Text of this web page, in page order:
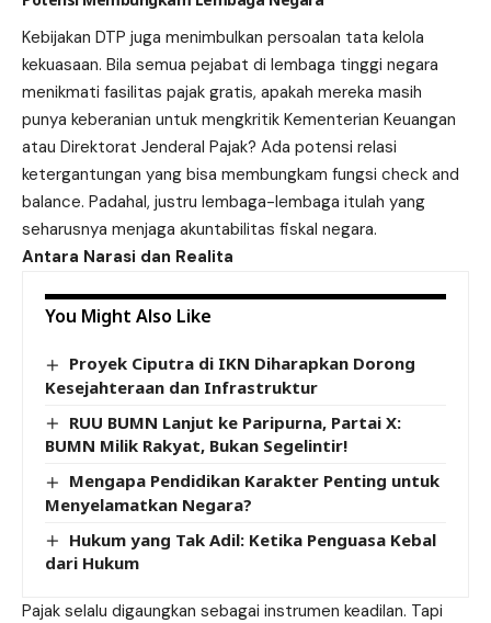
Kebijakan DTP juga menimbulkan persoalan tata kelola
kekuasaan. Bila semua pejabat di lembaga tinggi negara
menikmati fasilitas pajak gratis, apakah mereka masih
punya keberanian untuk mengkritik Kementerian Keuangan
atau Direktorat Jenderal Pajak? Ada potensi relasi
ketergantungan yang bisa membungkam fungsi check and
balance. Padahal, justru lembaga-lembaga itulah yang
seharusnya menjaga akuntabilitas fiskal negara.
Antara Narasi dan Realita
You Might Also Like
Proyek Ciputra di IKN Diharapkan Dorong
Kesejahteraan dan Infrastruktur
RUU BUMN Lanjut ke Paripurna, Partai X:
BUMN Milik Rakyat, Bukan Segelintir!
Mengapa Pendidikan Karakter Penting untuk
Menyelamatkan Negara?
Hukum yang Tak Adil: Ketika Penguasa Kebal
dari Hukum
Pajak selalu digaungkan sebagai instrumen keadilan. Tapi